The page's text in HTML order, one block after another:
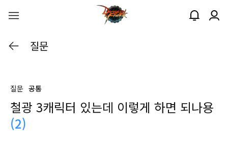
질문
질문 공통
철광 3캐릭터 있는데 이렇게 하면 되나용
(2)